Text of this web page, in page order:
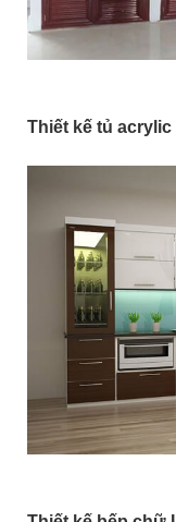
Thiết kế tủ acrylic